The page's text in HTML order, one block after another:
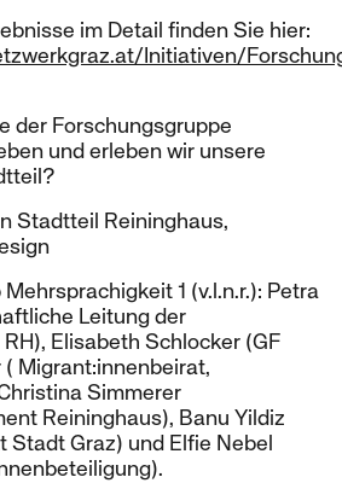
im Detail finden Sie hier:
Initiativen/
der Forschungsgruppe
und erleben wir unsere
Stadtteil Reininghaus,
1 (v.l.n.r.): Petra
Leitung der
Elisabeth Schlocker (GF
( Migrant:innenbeirat,
Simmerer
Reininghaus), Banu Yildiz
Stadt Graz) und Elfie Nebel